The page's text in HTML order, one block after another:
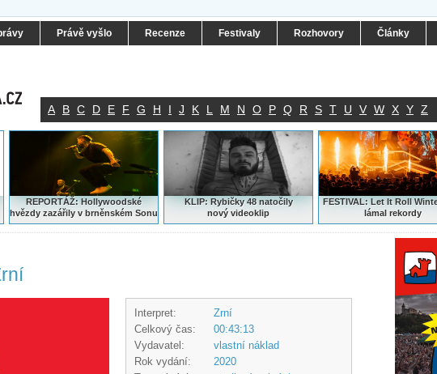
Právě vyšlo Recenze Festivaly Rozhovory Články
A B C D E F G H I J K L M N O P Q R S T U V W X Y Z
REPORTÁŽ: Hollywoodské
hvězdy zazářily v brněnském Sonu
KLIP: Rybičky 48 natočily
nový videoklip
FESTIVAL: Let It Roll
lámal rekordy
Interpret:
Zrní
Celkový čas:
00:43:13
Vydavatel:
vlastní náklad
Rok vydání:
2020